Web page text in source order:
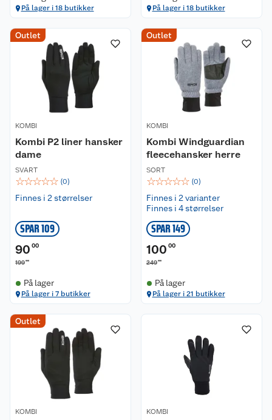
På lager i 18 butikker På lager i 18 butikker
Outlet
KOMBI
Kombi P2 liner hansker
dame
SVART
☆☆☆☆☆ (0)
Finnes i 2 størrelser
SPAR 109
90 00
19900
På lager
På lager i 7 butikker
Outlet
KOMBI
Kombi Windguardian
fleecehansker herre
SORT
☆☆☆☆☆ (0)
Finnes i 2 varianter
Finnes i 4 størrelser
SPAR 149
100 00
24900
På lager
På lager i 21 butikker
Outlet
KOMBI KOMBI